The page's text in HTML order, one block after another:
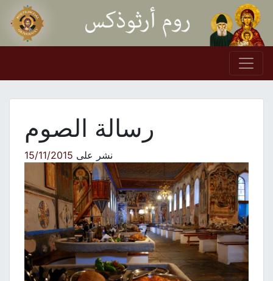
Skip to content
Main Navigation
رسالة الصوم
نشر على15/11/2015